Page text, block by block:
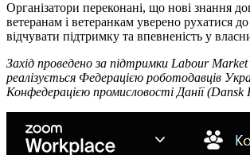
Організатори переконані, що нові знання
ветеранам і ветеранкам уверено рухатися
відчувати підтримку та впевненість у
Захід проведено за підтримки Labour
реалізується Федерацією роботодавців
Конфедерацією промисловості Данії